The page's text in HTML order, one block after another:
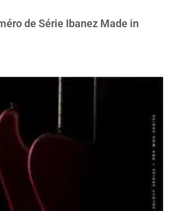
de Série Ibanez Made in